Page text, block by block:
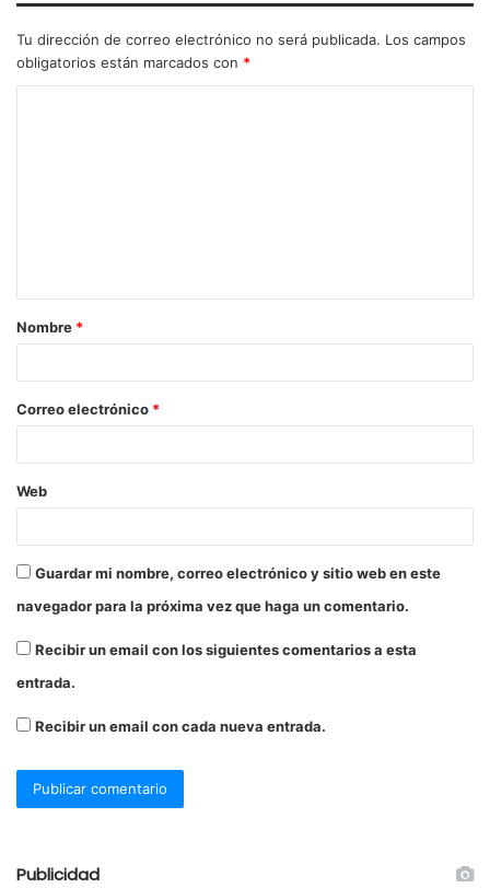
Tu dirección de correo electrónico no será publicada. Los campos
obligatorios están marcados con *
Nombre *
Correo electrónico *
Web
Guardar mi nombre, correo electrónico y sitio web en este
navegador para la próxima vez que haga un comentario.
Recibir un email con los siguientes comentarios a esta
entrada.
Recibir un email con cada nueva entrada.
Publicidad